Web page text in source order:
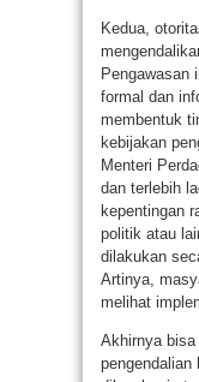
Kedua,
Pengawasan
formal dan
membentuk
kebijakan
Menteri
dan terlebih
kepentingan
politik atau
dilakukan
Artinya,
melihat
Akhirnya bisa
pengendalian